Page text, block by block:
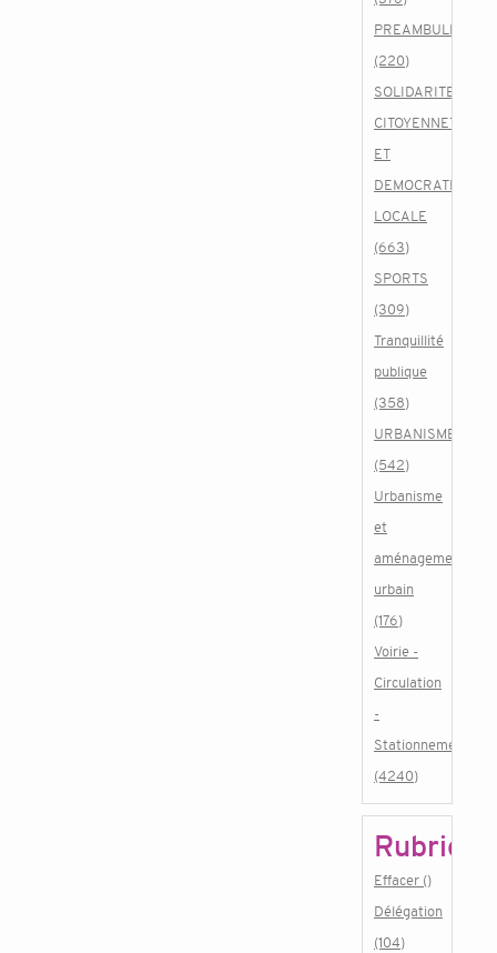
PREAMBULE
(220)
SOLIDARITE,
CITOYENNETE
ET
DEMOCRATIE
LOCALE
(663)
SPORTS
(309)
Tranquillité
publique
(358)
URBANISME
(542)
Urbanisme
et
aménagement
urbain
(176)
Voirie -
Circulation
-
Stationnement
(4240)
Rubrique
Effacer ()
Délégation
(104)